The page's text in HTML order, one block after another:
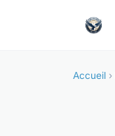
Accueil ›